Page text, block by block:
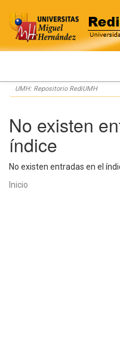
Skip
navigation
UMH: Repositorio RediUMH
No existen
índice
No existen entradas en el
Inicio